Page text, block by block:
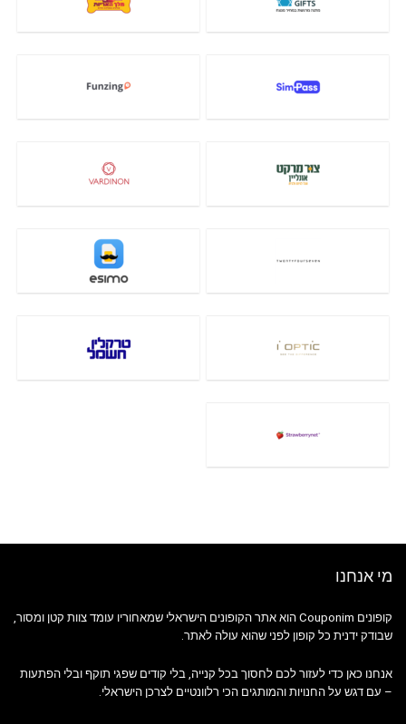
מי אנחנו
קופונים Couponim הוא אתר הקופונים הישראלי שמאחוריו עומד צוות קטן ומסור,
שבודק ידנית כל קופון לפני שהוא עולה לאתר.
אנחנו כאן כדי לעזור לכם לחסוך בכל קנייה, בלי קודים שפגי תוקף ובלי הפתעות
– עם דגש על החנויות והמותגים הכי רלוונטיים לצרכן הישראלי.